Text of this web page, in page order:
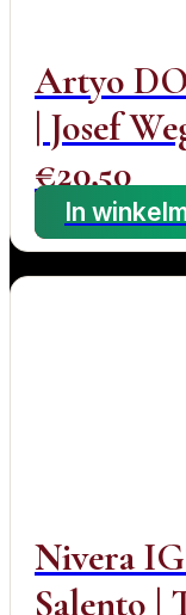
Artyo
| Josef
€20,50
In
Nivera
Salento |